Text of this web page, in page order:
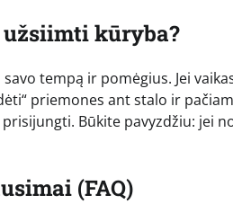
kūryba?
tempą ir pomėgius. Jei
priemones ant stalo ir
Būkite pavyzdžiu: jei
(FAQ)